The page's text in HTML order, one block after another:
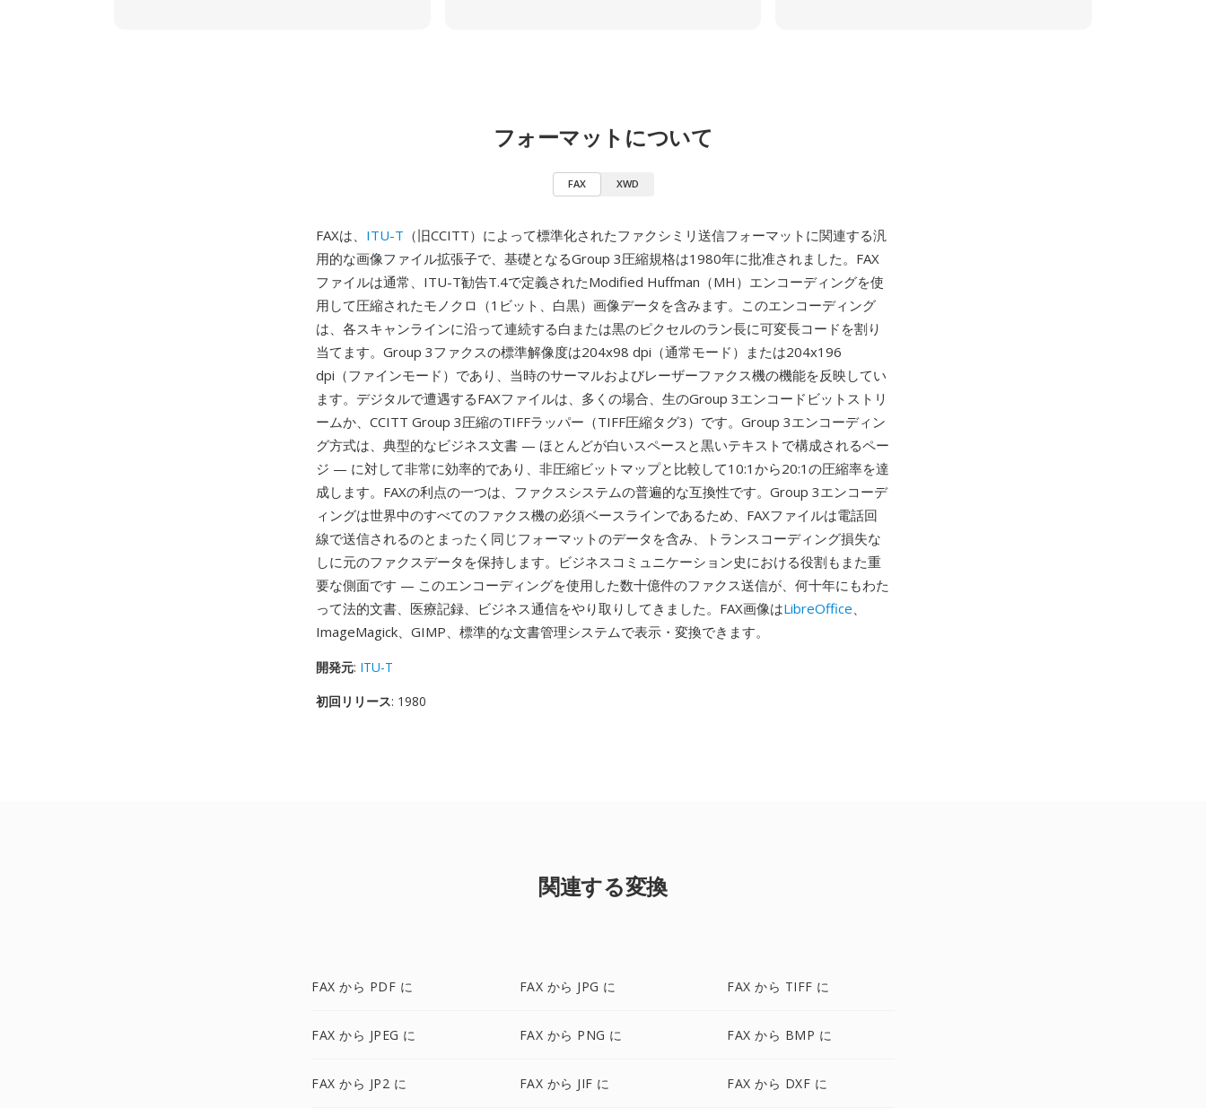
フォーマットについて
FAX XWD
FAXは、 ITU-T （旧CCITT）によって標準化されたファクシミリ送信フォーマットに関連する汎
用的な画像ファイル拡張子で、基礎となるGroup 3圧縮規格は1980年に批准されました。FAX
ファイルは通常、ITU-T勧告T.4で定義されたModified Huffman（MH）エンコーディングを使
用して圧縮されたモノクロ（1ビット、白黒）画像データを含みます。このエンコーディング
は、各スキャンラインに沿って連続する白または黒のピクセルのラン長に可変長コードを割り
当てます。Group 3ファクスの標準解像度は204x98 dpi（通常モード）または204x196
dpi（ファインモード）であり、当時のサーマルおよびレーザーファクス機の機能を反映してい
ます。デジタルで遭遇するFAXファイルは、多くの場合、生のGroup 3エンコードビットストリ
ームか、CCITT Group 3圧縮のTIFFラッパー（TIFF圧縮タグ3）です。Group 3エンコーディン
グ方式は、典型的なビジネス文書 — ほとんどが白いスペースと黒いテキストで構成されるペー
ジ — に対して非常に効率的であり、非圧縮ビットマップと比較して10:1から20:1の圧縮率を達
成します。FAXの利点の一つは、ファクスシステムの普遍的な互換性です。Group 3エンコーデ
ィングは世界中のすべてのファクス機の必須ベースラインであるため、FAXファイルは電話回
線で送信されるのとまったく同じフォーマットのデータを含み、トランスコーディング損失な
しに元のファクスデータを保持します。ビジネスコミュニケーション史における役割もまた重
要な側面です — このエンコーディングを使用した数十億件のファクス送信が、何十年にもわた
って法的文書、医療記録、ビジネス通信をやり取りしてきました。FAX画像はLibreOffice、
ImageMagick、GIMP、標準的な文書管理システムで表示・変換できます。
開発元: ITU-T
初回リリース: 1980
関連する変換
FAX から PDF に FAX から JPG に FAX から TIFF に
FAX から JPEG に FAX から PNG に FAX から BMP に
FAX から JP2 に FAX から JIF に FAX から DXF に